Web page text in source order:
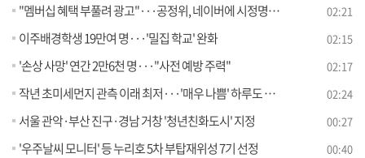
"멤버십 혜택 부풀려 광고"···공정위, 네이버에 시정명령 부과 02:21
이주배경학생 19만여 명···'밀집 학교' 완화 02:15
'손상 사망' 연간 2만6천 명···"사전 예방 주력" 02:17
작년 초미세먼지 관측 이래 최저···'매우 나쁨' 하루도 없어 02:24
서울 관악·부산 진구·경남 거창 '청년친화도시' 지정 00:27
'우주날씨 모니터' 등 누리호 5차 부탑재위성 7기 선정 00:40